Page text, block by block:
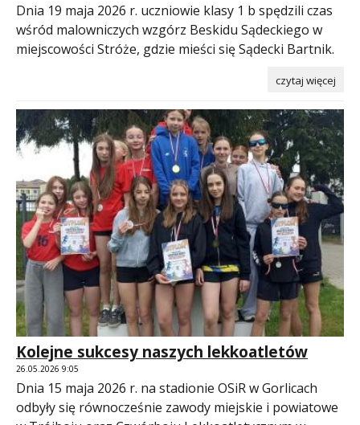
Dnia 19 maja 2026 r. uczniowie klasy 1 b spędzili czas
wśród malowniczych wzgórz Beskidu Sądeckiego w
miejscowości Stróże, gdzie mieści się Sądecki Bartnik.
czytaj więcej
Kolejne sukcesy naszych lekkoatletów
26.05.2026 9:05
Dnia 15 maja 2026 r. na stadionie OSiR w Gorlicach
odbyły się równocześnie zawody miejskie i powiatowe